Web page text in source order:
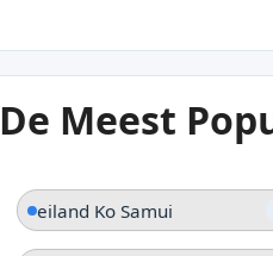
31°C
Bangkok
De Meest
eiland Ko Samui